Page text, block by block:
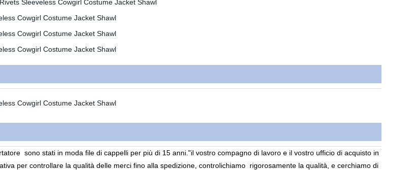
sono stati in moda file di cappelli per più di 15 anni ."il vostro compagno di lavoro e il vostro ufficio di acquisto in
per controllare la qualità delle merci fino alla spedizione, controlichiamo rigorosamente la qualità, e cerchiamo di